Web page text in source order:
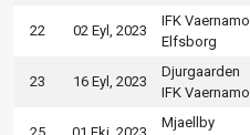
22 02 Eyl, 2023
IFK Vaernamo
Elfsborg
23 16 Eyl, 2023
Djurgaarden
IFK Vaernamo
Mjaellby